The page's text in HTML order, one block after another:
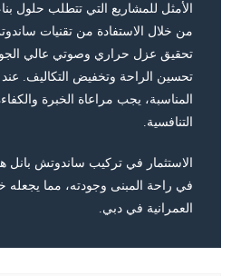
الأمثل للمشاريع التي تتطلب حلول
من خلال الاستفادة من تقنيات
تحقيق عزل حراري وصوتي عالي
تحسين الراحة وتخفيض التكاليف. عند
المناسبة، يجب مراعاة الخبرة
التنافسية.
الاستثمار في تركيب ساندوتش بانل
في راحة المبنى وجودته، مما يجعله
العمرانية في دبي.